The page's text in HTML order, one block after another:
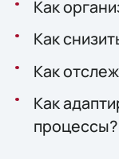
Как
Как
Как
Как
процессы?